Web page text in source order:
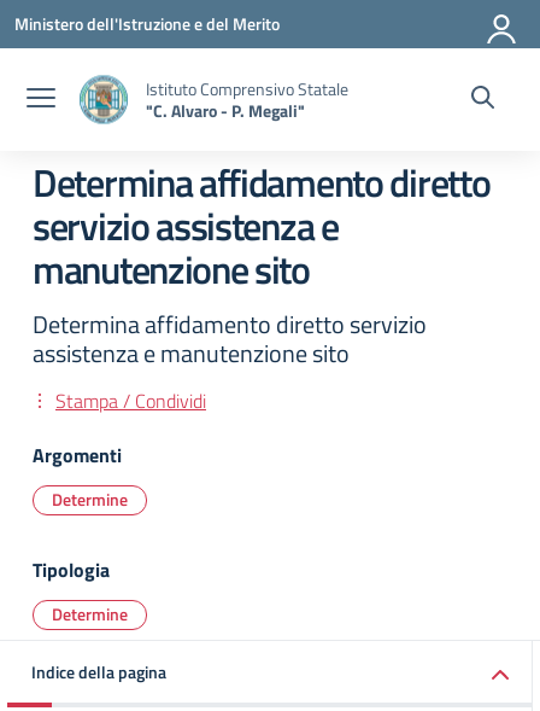
Vai ai contenuti
Vai al menu di navigazione
Vai al footer
Ministero dell'Istruzione e del Merito
Istituto Comprensivo Statale
"C. Alvaro - P. Megali"
Determina affidamento diretto
servizio assistenza e
manutenzione sito
Determina affidamento diretto servizio
assistenza e manutenzione sito
Stampa / Condividi
Argomenti
Determine
Tipologia
Determine
Indice della pagina